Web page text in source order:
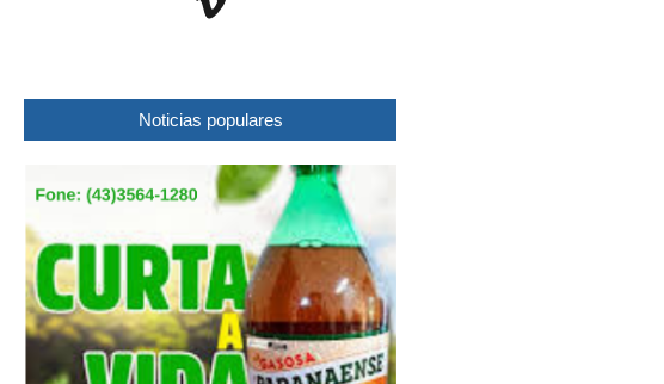
Noticias populares